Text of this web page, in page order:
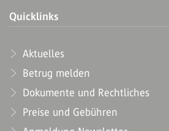
Quicklinks
Aktuelles
Betrug melden
Dokumente und Rechtliches
Preise und Gebühren